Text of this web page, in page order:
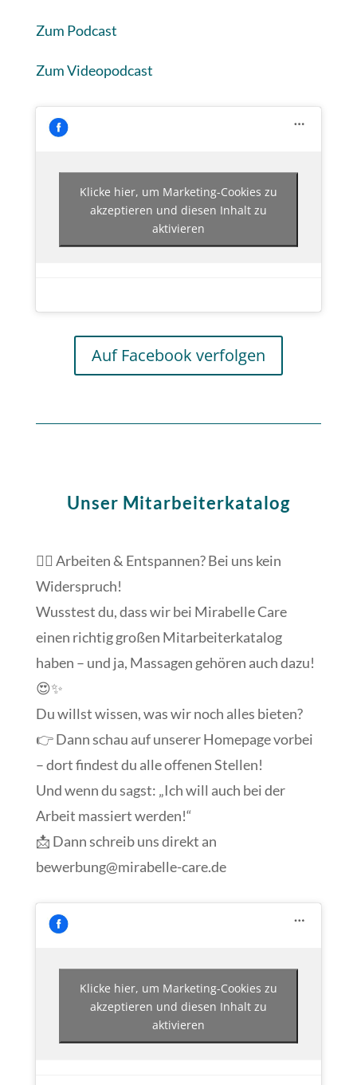
Zum Podcast
Zum Videopodcast
Klicke hier, um Marketing-Cookies zu
akzeptieren und diesen Inhalt zu
aktivieren
Auf Facebook verfolgen
Unser Mitarbeiterkatalog
💆‍♀️ Arbeiten & Entspannen? Bei uns kein
Widerspruch!
Wusstest du, dass wir bei Mirabelle Care
einen richtig großen Mitarbeiterkatalog
haben – und ja, Massagen gehören auch dazu!
😍✨
Du willst wissen, was wir noch alles bieten?
👉 Dann schau auf unserer Homepage vorbei
– dort findest du alle offenen Stellen!
Und wenn du sagst: „Ich will auch bei der
Arbeit massiert werden!“
📩 Dann schreib uns direkt an
bewerbung@mirabelle-care.de
Klicke hier, um Marketing-Cookies zu
akzeptieren und diesen Inhalt zu
aktivieren